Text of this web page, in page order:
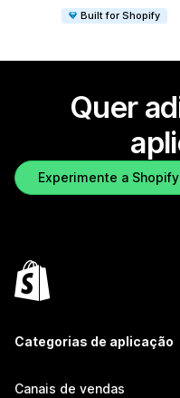
Built for Shopify
Quer
Experimente a
Categorias de aplicação
Canais de vendas